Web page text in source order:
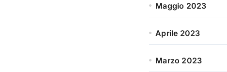
Maggio 2023
Aprile 2023
Marzo 2023